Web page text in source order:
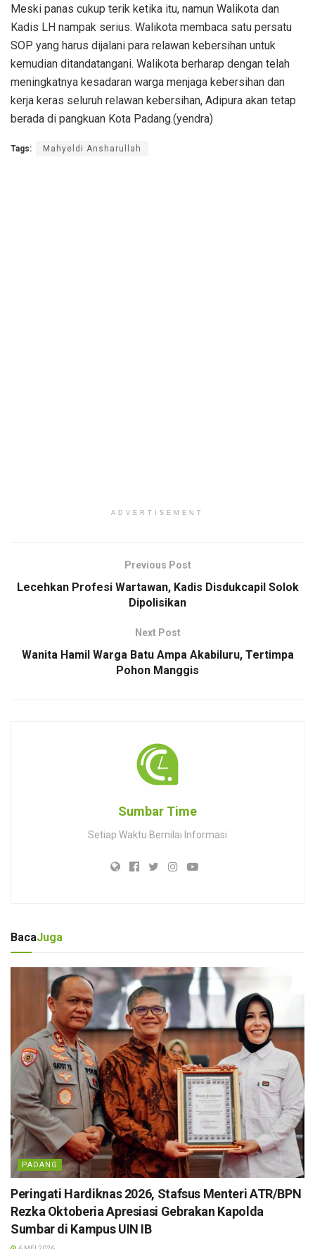
Meski panas cukup terik ketika itu, namun Walikota dan
Kadis LH nampak serius. Walikota membaca satu persatu
SOP yang harus dijalani para relawan kebersihan untuk
kemudian ditandatangani. Walikota berharap dengan telah
meningkatnya kesadaran warga menjaga kebersihan dan
kerja keras seluruh relawan kebersihan, Adipura akan tetap
berada di pangkuan Kota Padang.(yendra)
Tags: Mahyeldi Ansharullah
ADVERTISEMENT
Previous Post
Lecehkan Profesi Wartawan, Kadis Disdukcapil Solok
Dipolisikan
Next Post
Wanita Hamil Warga Batu Ampa Akabiluru, Tertimpa
Pohon Manggis
Sumbar Time
Setiap Waktu Bernilai Informasi
BacaJuga
PADANG
Peringati Hardiknas 2026, Stafsus Menteri ATR/BPN
Rezka Oktoberia Apresiasi Gebrakan Kapolda
Sumbar di Kampus UIN IB